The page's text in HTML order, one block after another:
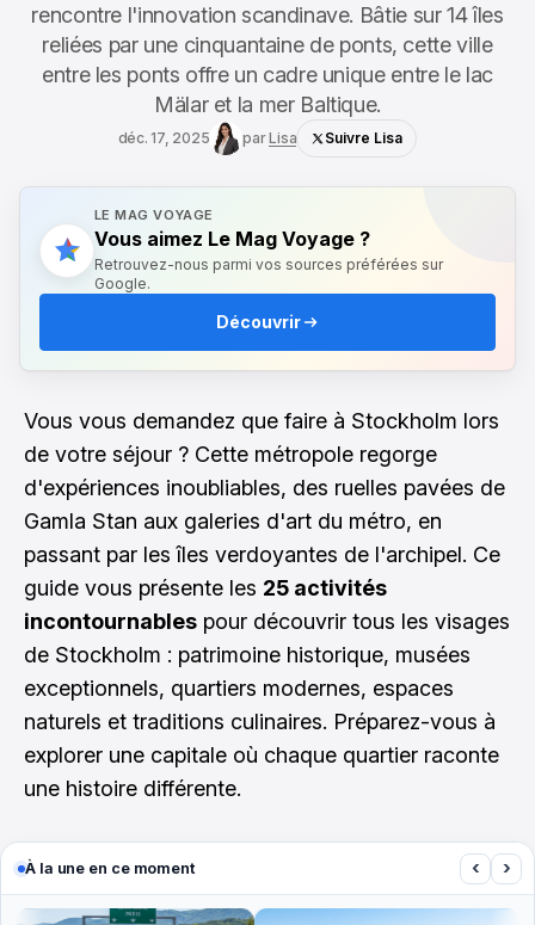
rencontre l'innovation scandinave. Bâtie sur 14 îles
reliées par une cinquantaine de ponts, cette ville
entre les ponts offre un cadre unique entre le lac
Mälar et la mer Baltique.
déc. 17, 2025 parLisa Suivre Lisa
LE MAG VOYAGE
Vous aimez Le Mag Voyage ?
Retrouvez-nous parmi vos sources préférées sur
Google.
Découvrir
Vous vous demandez que faire à Stockholm lors
de votre séjour ? Cette métropole regorge
d'expériences inoubliables, des ruelles pavées de
Gamla Stan aux galeries d'art du métro, en
passant par les îles verdoyantes de l'archipel. Ce
guide vous présente les 25 activités
incontournables pour découvrir tous les visages
de Stockholm : patrimoine historique, musées
exceptionnels, quartiers modernes, espaces
naturels et traditions culinaires. Préparez-vous à
explorer une capitale où chaque quartier raconte
une histoire différente.
À la une en ce moment ‹ ›